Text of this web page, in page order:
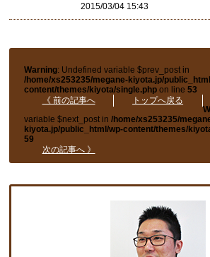
2015/03/04 15:43
Warning: Undefined variable $prev_post in
/home/xs253235/megane-kiyota.jp/
content/themes/kiyota/single.php on line53
《 前の記事へ
トップへ戻る
variable $next_post in/home/xs253235/
kiyota.jp/public_html/wp-content/themes/
59
次の記事へ 》